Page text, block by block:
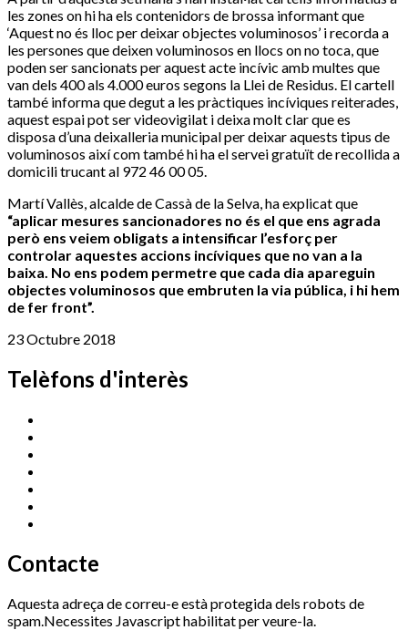
les zones on hi ha els contenidors de brossa informant que
‘Aquest no és lloc per deixar objectes voluminosos’ i recorda a
les persones que deixen voluminosos en llocs on no toca, que
poden ser sancionats per aquest acte incívic amb multes que
van dels 400 als 4.000 euros segons la Llei de Residus. El cartell
també informa que degut a les pràctiques incíviques reiterades,
aquest espai pot ser videovigilat i deixa molt clar que es
disposa d’una deixalleria municipal per deixar aquests tipus de
voluminosos així com també hi ha el servei gratuït de recollida a
domicili trucant al 972 46 00 05.
Martí Vallès, alcalde de Cassà de la Selva, ha explicat que
“aplicar mesures sancionadores no és el que ens agrada
però ens veiem obligats a intensificar l’esforç per
controlar aquestes accions incíviques que no van a la
baixa. No ens podem permetre que cada dia apareguin
objectes voluminosos que embruten la via pública, i hi hem
de fer front”.
23 Octubre 2018
Telèfons d'interès
Contacte
Aquesta adreça de correu-e està protegida dels robots de
spam.Necessites Javascript habilitat per veure-la.